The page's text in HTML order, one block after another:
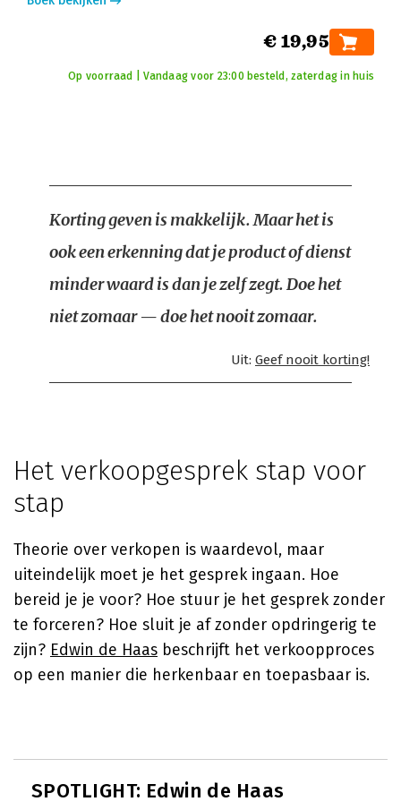
€ 19,95
Op voorraad | Vandaag voor 23:00 besteld, zaterdag in huis
Korting geven is makkelijk. Maar het is
ook een erkenning dat je product of dienst
minder waard is dan je zelf zegt. Doe het
niet zomaar — doe het nooit zomaar.
Uit: Geef nooit korting!
Het verkoopgesprek stap voor
stap
Theorie over verkopen is waardevol, maar
uiteindelijk moet je het gesprek ingaan. Hoe
bereid je je voor? Hoe stuur je het gesprek zonder
te forceren? Hoe sluit je af zonder opdringerig te
zijn? Edwin de Haas beschrijft het verkoopproces
op een manier die herkenbaar en toepasbaar is.
SPOTLIGHT: Edwin de Haas